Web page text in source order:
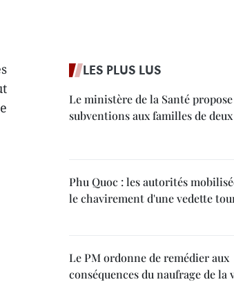
LES PLUS LUS
Le ministère de la Santé propose
subventions aux familles de
Phu Quoc : les autorités
le chavirement d'une vedette
Le PM ordonne de remédier aux
conséquences du naufrage de la